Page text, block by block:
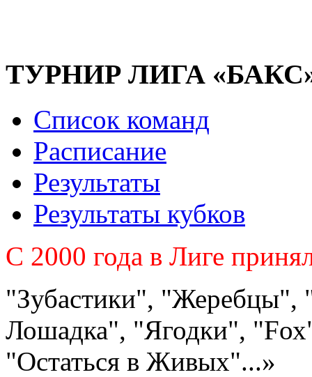
ТУРНИР ЛИГА
Список команд
Расписание
Результаты
Результаты кубков
C 2000 года в Лиге
"Зубастики", "Жеребцы",
Лошадка", "Ягодки",
"Остаться в Живых"...»